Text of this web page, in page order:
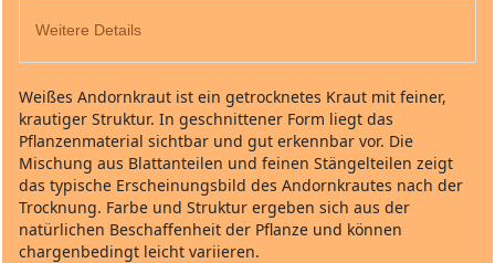
Weitere Details
Weißes Andornkraut ist ein getrocknetes Kraut mit feiner,
krautiger Struktur. In geschnittener Form liegt das
Pflanzenmaterial sichtbar und gut erkennbar vor. Die
Mischung aus Blattanteilen und feinen Stängelteilen zeigt
das typische Erscheinungsbild des Andornkrautes nach der
Trocknung. Farbe und Struktur ergeben sich aus der
natürlichen Beschaffenheit der Pflanze und können
chargenbedingt leicht variieren.